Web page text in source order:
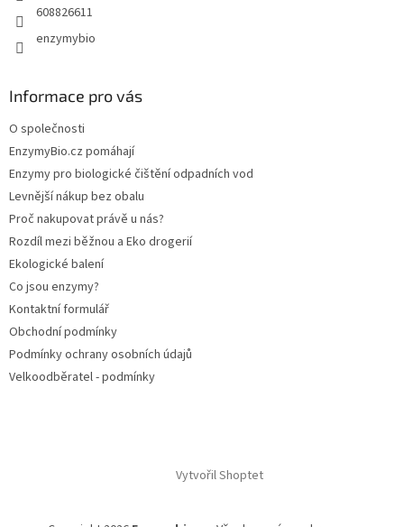
608826611
enzymybio
Informace pro vás
O společnosti
EnzymyBio.cz pomáhají
Enzymy pro biologické čištění odpadních vod
Levnější nákup bez obalu
Proč nakupovat právě u nás?
Rozdíl mezi běžnou a Eko drogerií
Ekologické balení
Co jsou enzymy?
Kontaktní formulář
Obchodní podmínky
Podmínky ochrany osobních údajů
Velkoodběratel - podmínky
Vytvořil Shoptet